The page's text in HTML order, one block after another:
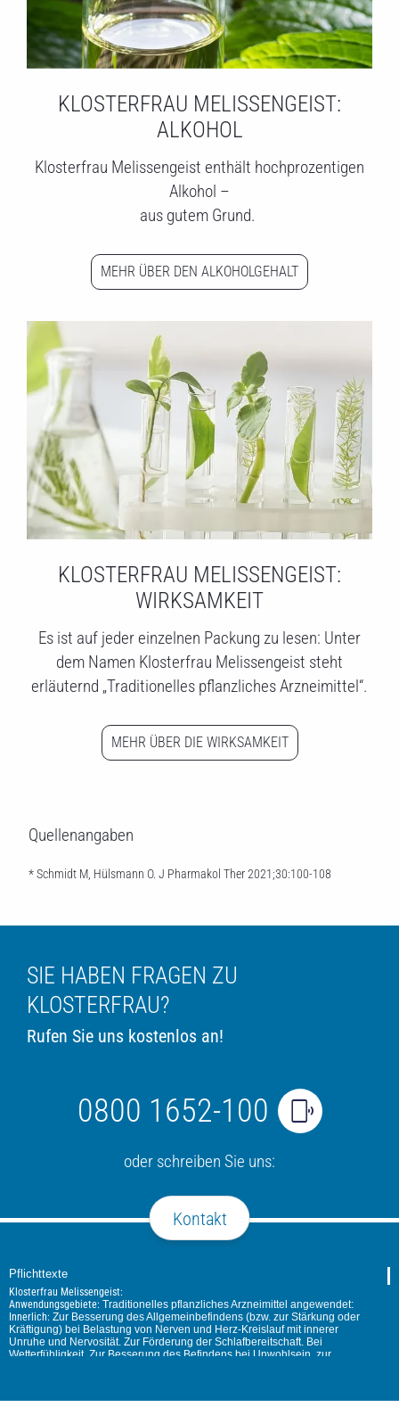
KLOSTERFRAU MELISSENGEIST:
ALKOHOL
Klosterfrau Melissengeist enthält hochprozentigen
Alkohol –
aus gutem Grund.
MEHR ÜBER DEN ALKOHOLGEHALT
KLOSTERFRAU MELISSENGEIST:
WIRKSAMKEIT
Es ist auf jeder einzelnen Packung zu lesen: Unter
dem Namen Klosterfrau Melissengeist steht
erläuternd „Traditionelles pflanzliches Arzneimittel“.
MEHR ÜBER DIE WIRKSAMKEIT
Quellenangaben
* Schmidt M, Hülsmann O. J Pharmakol Ther 2021;30:100-108
SIE HABEN FRAGEN ZU
KLOSTERFRAU?
Rufen Sie uns kostenlos an!
0800 1652-100
oder schreiben Sie uns:
Kontakt
Pflichttexte
Klosterfrau Melissengeist:
Anwendungsgebiete: Traditionelles pflanzliches Arzneimittel angewendet:
Innerlich: Zur Besserung des Allgemeinbefindens (bzw. zur Stärkung oder
Kräftigung) bei Belastung von Nerven und Herz-Kreislauf mit innerer
Unruhe und Nervosität. Zur Förderung der Schlafbereitschaft. Bei
Wetterfühligkeit. Zur Besserung des Befindens bei Unwohlsein, zur
Äußerlich:Zur Unterstützung der Hautdurchblutung z. B. bei Muskelkater